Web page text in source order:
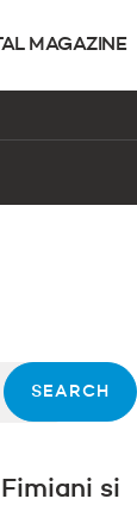
MAGAZINE
si